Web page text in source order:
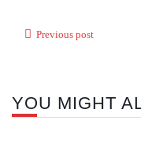
Previous post
YOU MIGHT